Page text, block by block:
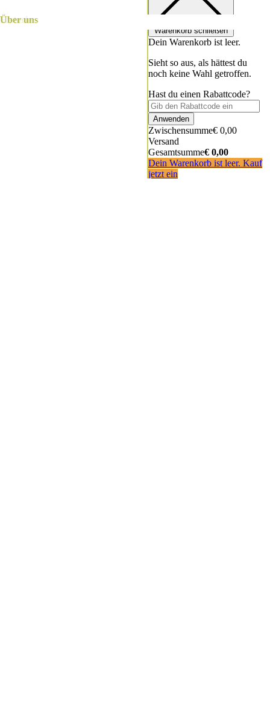
Line Up
Tickets
Infos
Historie
Über uns
Warenkorb schließen
Dein Warenkorb ist leer.
Sieht so aus, als hättest du
noch keine Wahl getroffen.
Hast du einen Rabattcode?
Anwenden
Zwischensumme€ 0,00
Versand
Gesamtsumme€ 0,00
Dein Warenkorb ist leer. Kauf
jetzt ein